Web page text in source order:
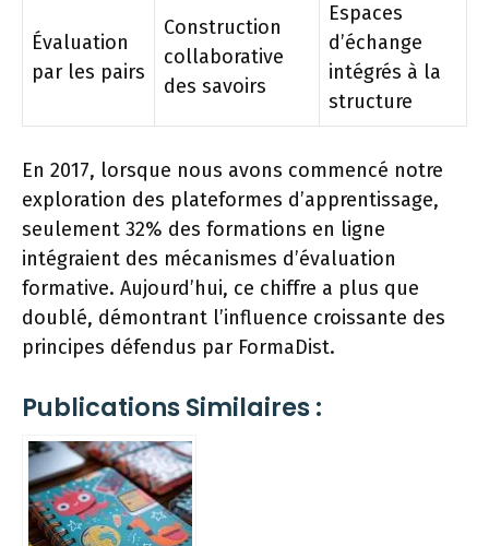
Évaluation
par les pairs
Construction
collaborative
des savoirs
Espaces
d’échange
intégrés à la
structure
En 2017, lorsque nous avons commencé notre
exploration des plateformes d’apprentissage,
seulement 32% des formations en ligne
intégraient des mécanismes d’évaluation
formative. Aujourd’hui, ce chiffre a plus que
doublé, démontrant l’influence croissante des
principes défendus par FormaDist.
Publications Similaires :